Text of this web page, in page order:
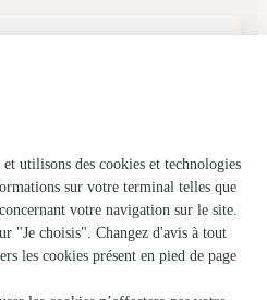
livraison c'est très bien passé. Je